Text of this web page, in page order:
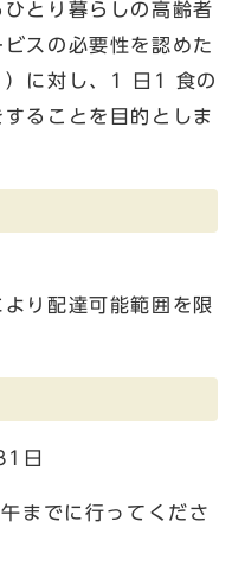
とり暮らしの高齢者
スの必要性を認めた
）に対し、1 日1 食の
ることを目的としま
り配達可能範囲を限
日
までに行ってくださ